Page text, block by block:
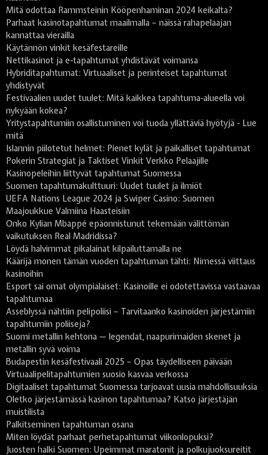
Mitä odottaa Rammsteinin Kööpenhaminan 2024 keikalta?
Parhaat kasinotapahtumat maailmalla – näissä rahapelaajan
kannattaa vierailla
Käytännön vinkit kesäfestareille
Nettikasinot ja e-tapahtumat yhdistävät voimansa
Hybriditapahtumat: Virtuaaliset ja perinteiset tapahtumat
yhdistyvät
Festivaalien uudet tuulet: Mitä kaikkea tapahtuma-alueella voi
nykyään kokea?
Yritystapahtumiin osallistuminen voi tuoda yllättäviä hyötyjä - Lue
mitä
Islannin piilotetut helmet: Pienet kylät ja paikalliset tapahtumat
Pokerin Strategiat ja Taktiset Vinkit Verkko Pelaajille
Kasinopeleihin liittyvät tapahtumat Suomessa
Suomen tapahtumakulttuuri: Uudet tuulet ja ilmiöt
UEFA Nations League 2024 ja Swiper Casino: Suomen
Maajoukkue Valmiina Haasteisiin
Onko Kylian Mbappé epäonnistunut tekemään välittömän
vaikutuksen Real Madridissa?
Löydä halvimmat pikalainat kilpailuttamalla ne
Käärijä monen tämän vuoden tapahtuman tähti: Nimessä viittaus
kasinoihin
Esport sai omat olympialaiset: Kasinoille ei odotettavissa vastaavaa
tapahtumaa
Asseblyssä nähtiin pelipoliisi – Tarvitaanko kasinoiden järjestämiin
tapahtumiin poliiseja?
Suomi metallin kehtona — legendat, naapurimaiden skenet ja
metallin syvä voima
Budapestin kesäfestivaali 2025 – Opas täydelliseen päivään
Virtuaalipelitapahtumien suosio kasvaa verkossa
Digitaaliset tapahtumat Suomessa tarjoavat uusia mahdollisuuksia
Oletko järjestämässä kasinon tapahtumaa? Katso järjestäjän
muistilista
Palkitseminen tapahtuman osana
Miten löydät parhaat perhetapahtumat viikonlopuksi?
Juosten halki Suomen: Upeimmat maratonit ja polkujuoksureitit